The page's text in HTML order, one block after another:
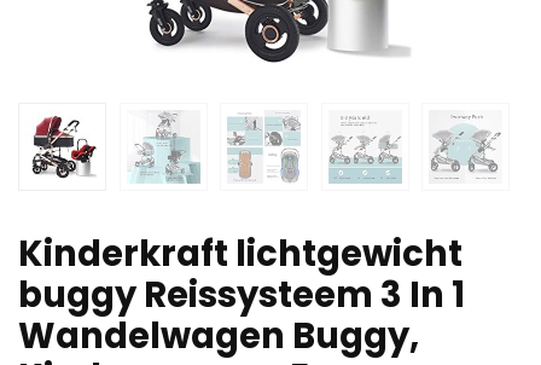
Kinderkraft lichtgewicht
buggy Reissysteem 3 In 1
Wandelwagen Buggy,